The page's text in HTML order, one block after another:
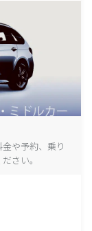
や予約、乗り
さい。